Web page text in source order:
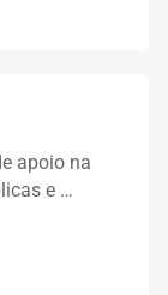
apoio na
e …